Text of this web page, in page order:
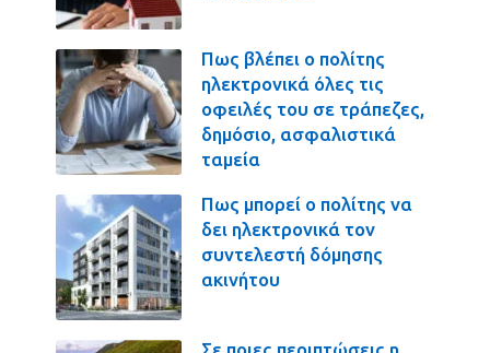
Πως βλέπει ο πολίτης
ηλεκτρονικά όλες τις
οφειλές του σε τράπεζες,
δημόσιο, ασφαλιστικά
ταμεία
Πως μπορεί ο πολίτης να
δει ηλεκτρονικά τον
συντελεστή δόμησης
ακινήτου